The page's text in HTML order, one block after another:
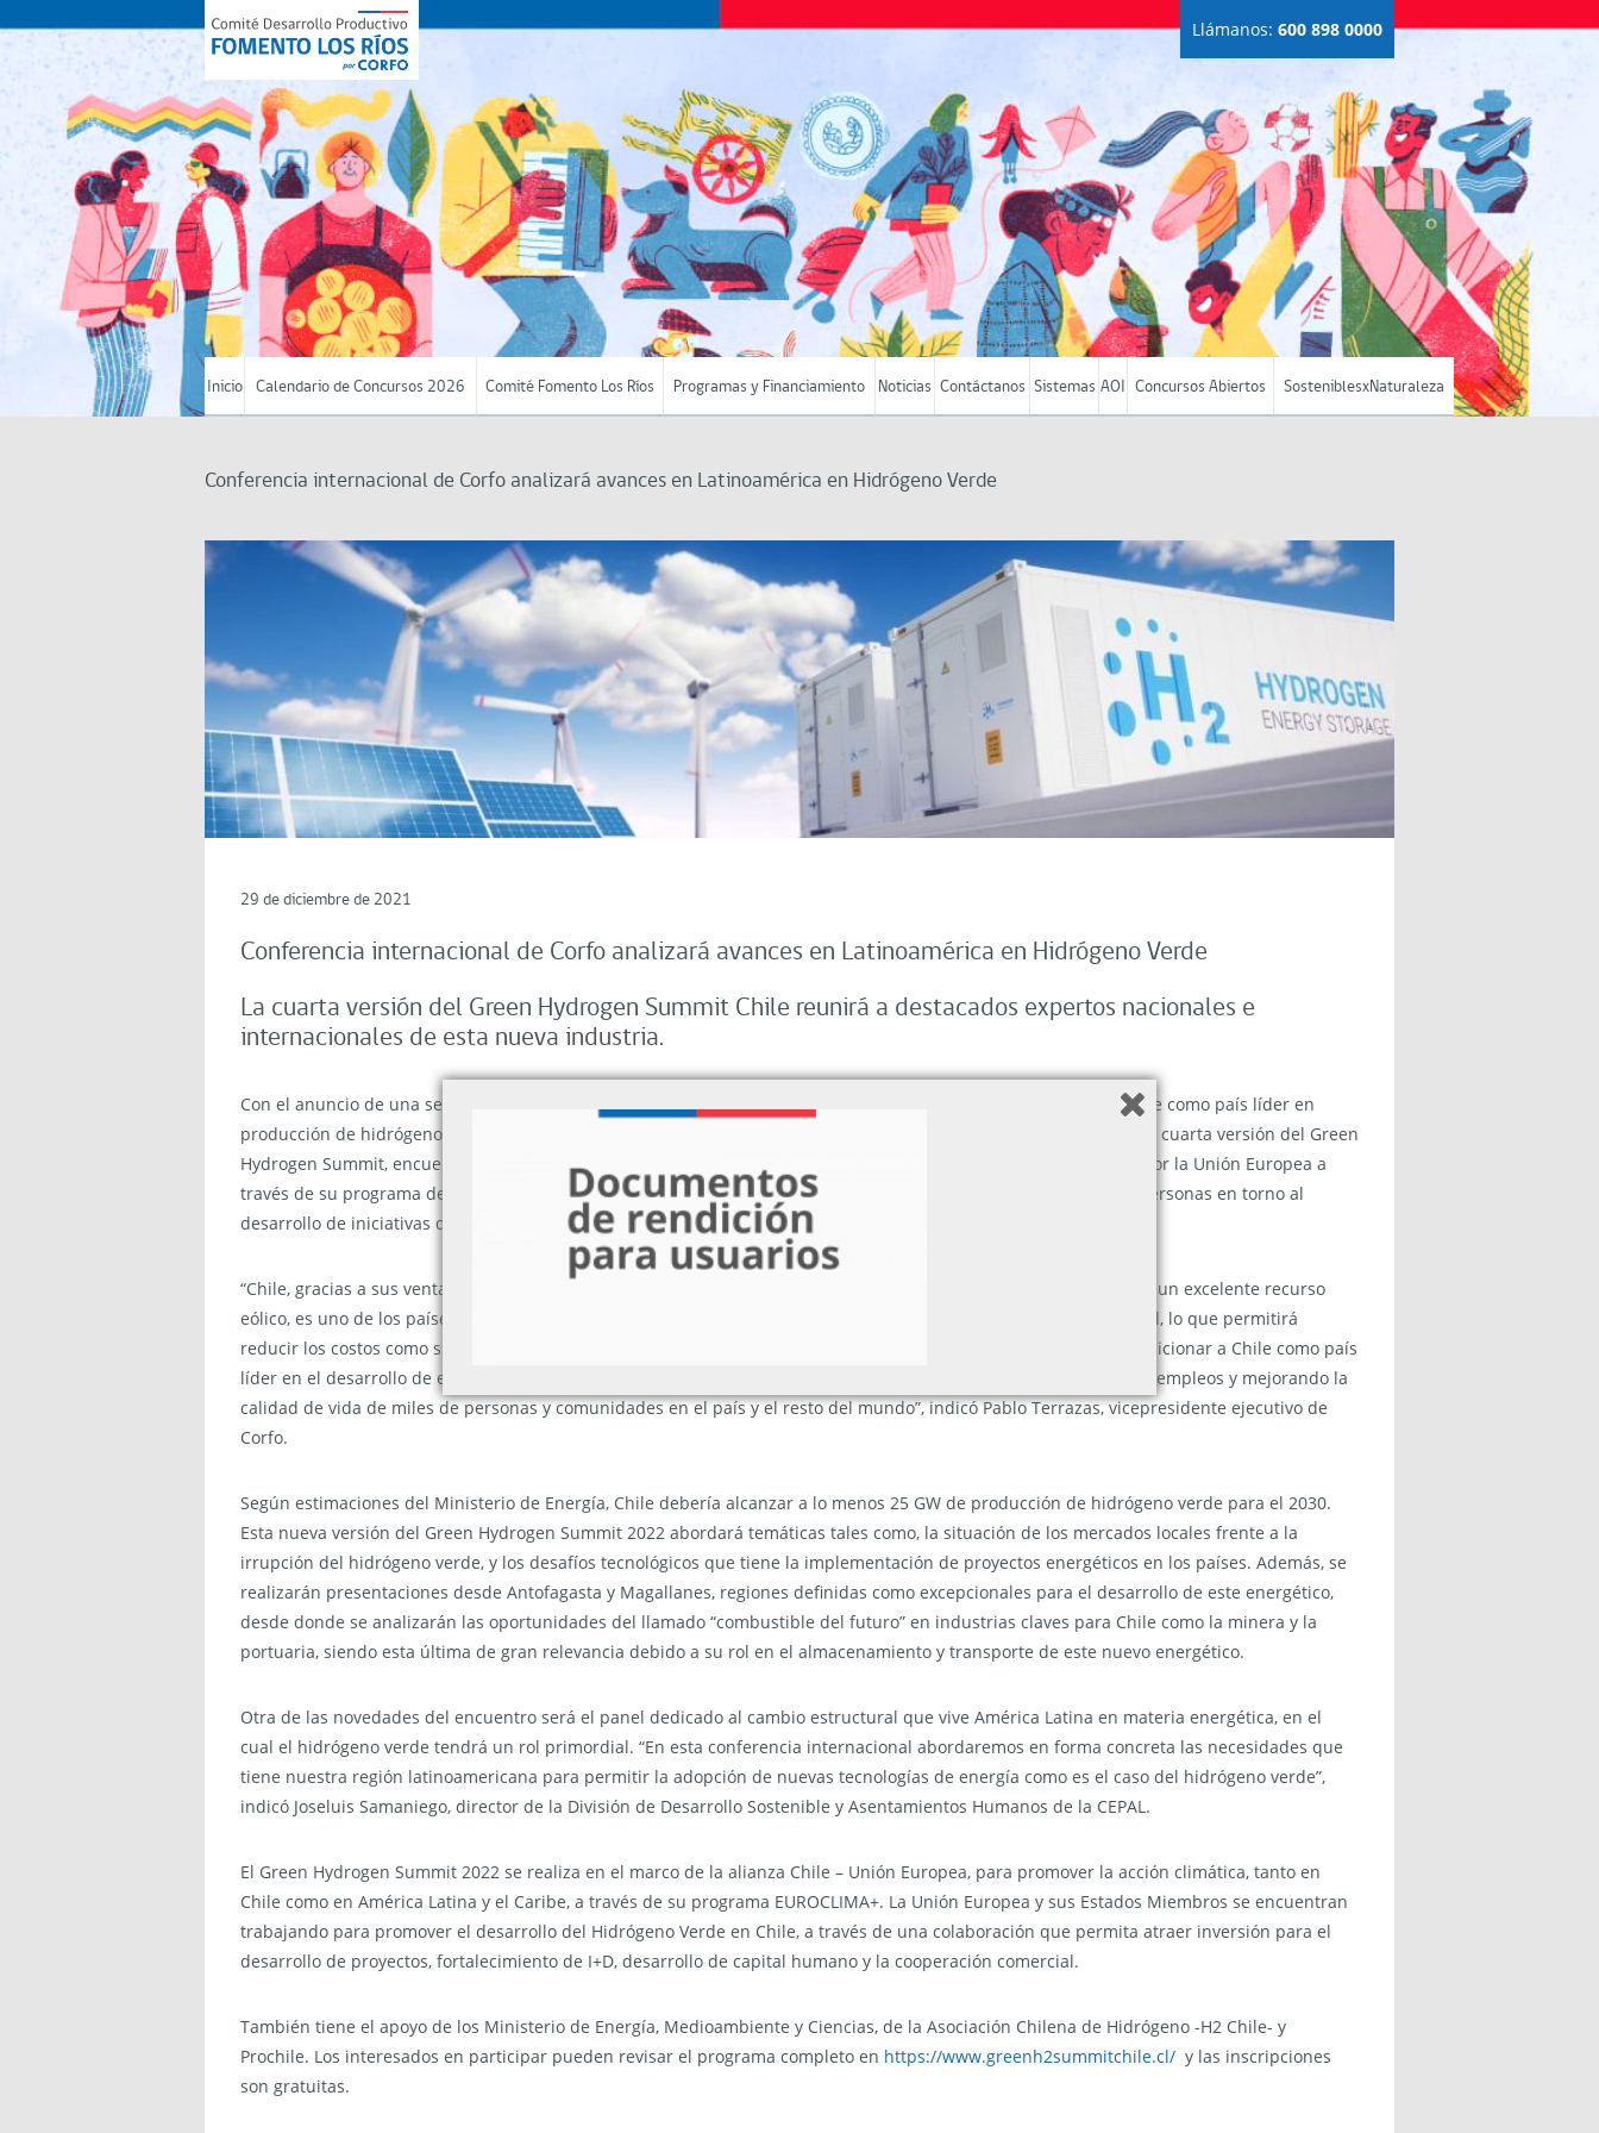
Inicio Calendario de Concursos 2026 Comité Fomento Los Ríos Programas y Financiamiento Noticias Contáctanos Sistemas AOI Concursos Abiertos SosteniblesxNaturaleza
Llámanos: 600 898 0000
Conferencia internacional de Corfo analizará avances en Latinoamérica en Hidrógeno Verde
29 de diciembre de 2021
Conferencia internacional de Corfo analizará avances en Latinoamérica en Hidrógeno Verde
La cuarta versión del Green Hydrogen Summit Chile reunirá a destacados expertos nacionales e
internacionales de esta nueva industria.
Con el anuncio de una serie de proyectos en el norte y en el extremo sur, Chile avanza en su meta por posicionarse como país líder en
producción de hidrógeno verde a nivel mundial. Es por esto que el próximo 19 de enero de 2022, Corfo realizará la cuarta versión del Green
Hydrogen Summit, encuentro apoyado por la Cepal y el Programa de Energías Renovables de la GIZ, y financiado por la Unión Europea a
través de su programa de acción climática Euroclima+. El evento espera congregar de manera virtual a miles de personas en torno al
desarrollo de iniciativas de hidrógeno verde en Chile y Latinoamérica.
“Chile, gracias a sus ventajas en generación de energías renovables, con la mayor radiación solar del mundo y con un excelente recurso
eólico, es uno de los países que destaca por su potencial para producir y exportar hidrógeno verde a nivel mundial, lo que permitirá
reducir los costos como sucedió con la industria fotovoltaica. Este encuentro, será una oportunidad única para posicionar a Chile como país
líder en el desarrollo de esta industria, la cual será clave para avanzar hacia la reactivación sostenible, generando empleos y mejorando la
calidad de vida de miles de personas y comunidades en el país y el resto del mundo”, indicó Pablo Terrazas, vicepresidente ejecutivo de
Corfo.
Según estimaciones del Ministerio de Energía, Chile debería alcanzar a lo menos 25 GW de producción de hidrógeno verde para el 2030.
Esta nueva versión del Green Hydrogen Summit 2022 abordará temáticas tales como, la situación de los mercados locales frente a la
irrupción del hidrógeno verde, y los desafíos tecnológicos que tiene la implementación de proyectos energéticos en los países. Además, se
realizarán presentaciones desde Antofagasta y Magallanes, regiones definidas como excepcionales para el desarrollo de este energético,
desde donde se analizarán las oportunidades del llamado “combustible del futuro” en industrias claves para Chile como la minera y la
portuaria, siendo esta última de gran relevancia debido a su rol en el almacenamiento y transporte de este nuevo energético.
Otra de las novedades del encuentro será el panel dedicado al cambio estructural que vive América Latina en materia energética, en el
cual el hidrógeno verde tendrá un rol primordial. “En esta conferencia internacional abordaremos en forma concreta las necesidades que
tiene nuestra región latinoamericana para permitir la adopción de nuevas tecnologías de energía como es el caso del hidrógeno verde”,
indicó Joseluis Samaniego, director de la División de Desarrollo Sostenible y Asentamientos Humanos de la CEPAL.
El Green Hydrogen Summit 2022 se realiza en el marco de la alianza Chile – Unión Europea, para promover la acción climática, tanto en
Chile como en América Latina y el Caribe, a través de su programa EUROCLIMA+. La Unión Europea y sus Estados Miembros se encuentran
trabajando para promover el desarrollo del Hidrógeno Verde en Chile, a través de una colaboración que permita atraer inversión para el
desarrollo de proyectos, fortalecimiento de I+D, desarrollo de capital humano y la cooperación comercial.
También tiene el apoyo de los Ministerio de Energía, Medioambiente y Ciencias, de la Asociación Chilena de Hidrógeno -H2 Chile- y
Prochile. Los interesados en participar pueden revisar el programa completo en https://www.greenh2summitchile.cl/ y las inscripciones
son gratuitas.